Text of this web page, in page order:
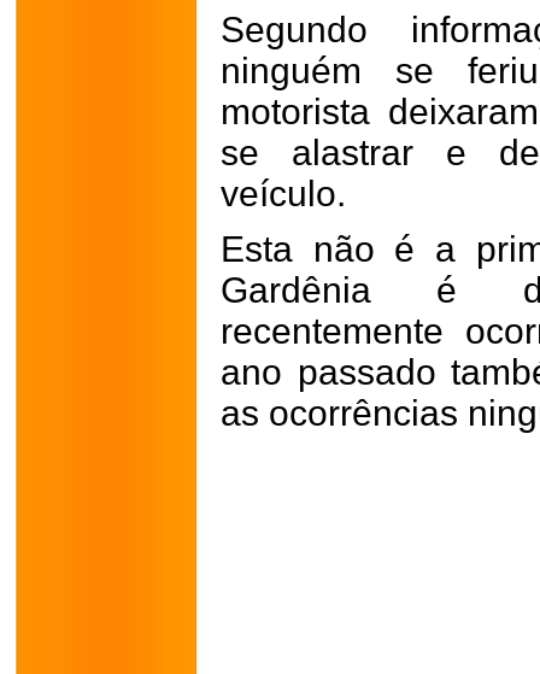
Segundo
ninguém se
motorista
se alastrar e
veículo.
Esta não é a
Gardênia é
recentemente
ano passado
as ocorrências